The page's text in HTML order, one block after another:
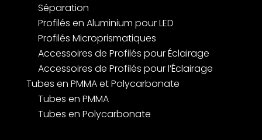
Séparation
Profilés en Aluminium pour LED
Profilés Microprismatiques
Accessoires de Profilés pour Éclairage
Accessoires de Profilés pour l’Éclairage
Tubes en PMMA et Polycarbonate
Tubes en PMMA
Tubes en Polycarbonate